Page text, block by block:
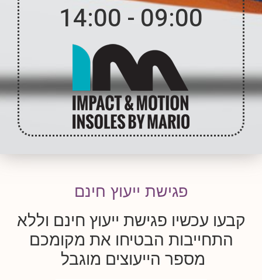
09:00 - 14:00
פגישת ייעוץ חינם
קבעו עכשיו פגישת ייעוץ חינם וללא
התחייבות הבטיחו את מקומכם
מספר הייעוצים מוגבל